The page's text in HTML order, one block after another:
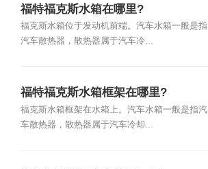
福特福克斯水箱在哪里?
福克斯水箱位于发动机前端。汽车水箱一般是指
汽车散热器，散热器属于汽车冷...
福特福克斯水箱框架在哪里?
福克斯水箱框架在水箱上。汽车水箱一般是指汽
车散热器，散热器属于汽车冷却...